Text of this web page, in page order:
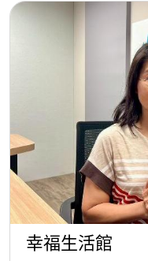
幸福生活館